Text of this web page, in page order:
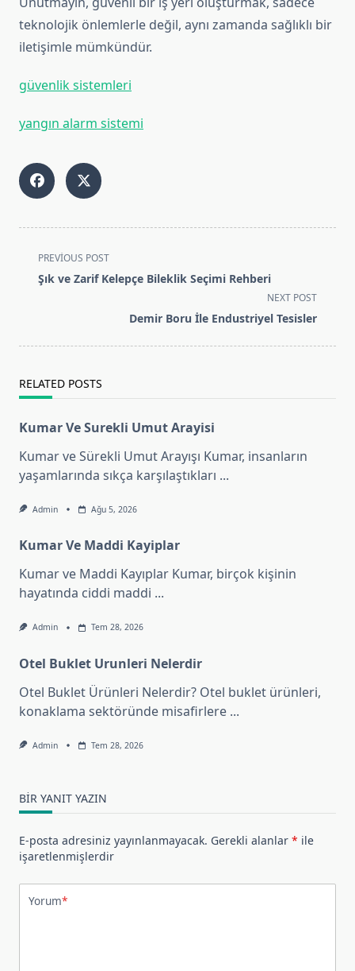
teknolojik önlemlerle değil, aynı zamanda sağlıklı bir
iletişimle mümkündür.
güvenlik sistemleri
yangın alarm sistemi
<span
class="nav-
text">Page</span>
PREVIOUS POST
Şık ve Zarif Kelepçe Bileklik Seçimi Rehberi
NEXT POST
Demir Boru İle Endustriyel Tesisler
RELATED POSTS
Kumar Ve Surekli Umut Arayisi
Kumar ve Sürekli Umut Arayışı Kumar, insanların
yaşamlarında sıkça karşılaştıkları ...
Admin Ağu 5, 2026
Kumar Ve Maddi Kayiplar
Kumar ve Maddi Kayıplar Kumar, birçok kişinin
hayatında ciddi maddi ...
Admin Tem 28, 2026
Otel Buklet Urunleri Nelerdir
Otel Buklet Ürünleri Nelerdir? Otel buklet ürünleri,
konaklama sektöründe misafirlere ...
Admin Tem 28, 2026
BIR YANIT YAZIN
E-posta adresiniz yayınlanmayacak. Gerekli alanlar * ile
işaretlenmişlerdir
Yorum*